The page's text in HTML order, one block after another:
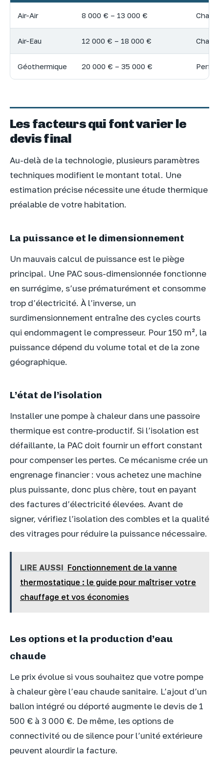
Air-Air 8 000 € – 13 000 €
Air-Eau 12 000 € – 18 000 €
Géothermique 20 000 € – 35 000 €
Les facteurs qui font varier le
devis final
Au-delà de la technologie, plusieurs paramètres
techniques modifient le montant total. Une
estimation précise nécessite une étude thermique
préalable de votre habitation.
La puissance et le dimensionnement
Un mauvais calcul de puissance est le piège
principal. Une PAC sous-dimensionnée fonctionne
en surrégime, s’use prématurément et consomme
trop d’électricité. À l’inverse, un
surdimensionnement entraîne des cycles courts
qui endommagent le compresseur. Pour 150 m², la
puissance dépend du volume total et de la zone
géographique.
L’état de l’isolation
Installer une pompe à chaleur dans une passoire
thermique est contre-productif. Si l’isolation est
défaillante, la PAC doit fournir un effort constant
pour compenser les pertes. Ce mécanisme crée un
engrenage financier : vous achetez une machine
plus puissante, donc plus chère, tout en payant
des factures d’électricité élevées. Avant de
signer, vérifiez l’isolation des combles et la qualité
des vitrages pour réduire la puissance nécessaire.
LIRE AUSSI Fonctionnement de la vanne
thermostatique : le guide pour maîtriser votre
chauffage et vos économies
Les options et la production d’eau
chaude
Le prix évolue si vous souhaitez que votre pompe
à chaleur gère l’eau chaude sanitaire. L’ajout d’un
ballon intégré ou déporté augmente le devis de 1
500 € à 3 000 €. De même, les options de
connectivité ou de silence pour l’unité extérieure
peuvent alourdir la facture.